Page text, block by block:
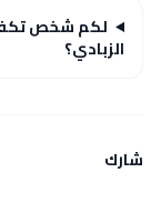
لكم شخص
الزبادي؟
شارك